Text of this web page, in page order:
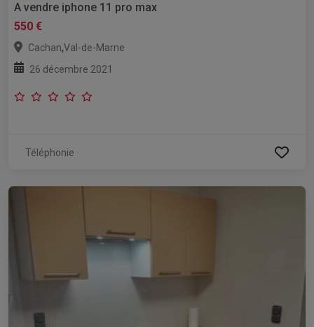
A vendre iphone 11 pro max
550 €
Cachan,Val-de-Marne
26 décembre 2021
Téléphonie